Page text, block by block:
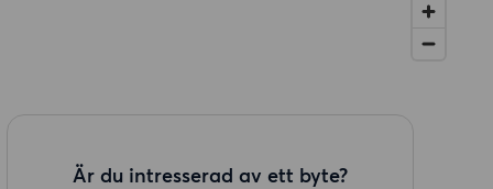
Är du intresserad av ett byte?